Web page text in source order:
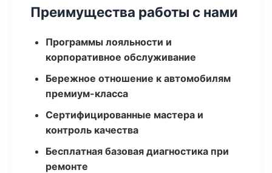
Преимущества работы с нами
Программы лояльности и
корпоративное обслуживание
Бережное отношение к автомобилям
премиум-класса
Сертифицированные мастера и
контроль качества
Бесплатная базовая диагностика при
ремонте